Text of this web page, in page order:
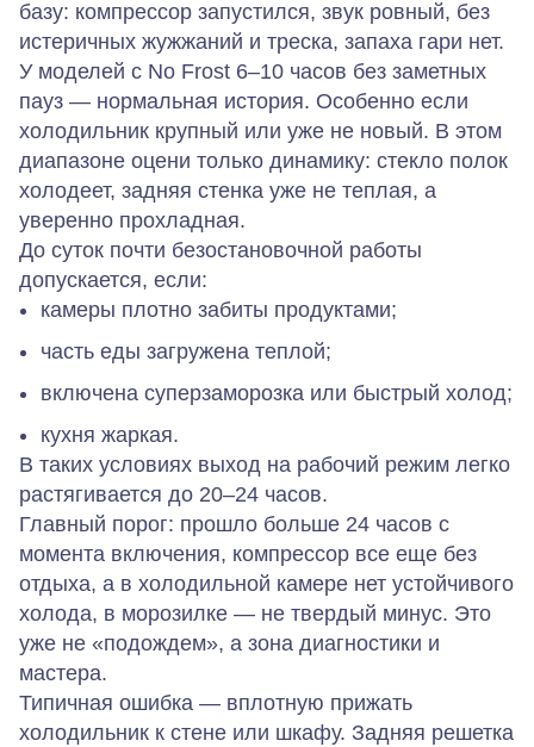
базу: компрессор запустился, звук ровный, без
истеричных жужжаний и треска, запаха гари нет.
У моделей с No Frost 6–10 часов без заметных
пауз — нормальная история. Особенно если
холодильник крупный или уже не новый. В этом
диапазоне оцени только динамику: стекло полок
холодеет, задняя стенка уже не теплая, а
уверенно прохладная.
До суток почти безостановочной работы
допускается, если:
камеры плотно забиты продуктами;
часть еды загружена теплой;
включена суперзаморозка или быстрый холод;
кухня жаркая.
В таких условиях выход на рабочий режим легко
растягивается до 20–24 часов.
Главный порог: прошло больше 24 часов с
момента включения, компрессор все еще без
отдыха, а в холодильной камере нет устойчивого
холода, в морозилке — не твердый минус. Это
уже не «подождем», а зона диагностики и
мастера.
Типичная ошибка — вплотную прижать
холодильник к стене или шкафу. Задняя решетка